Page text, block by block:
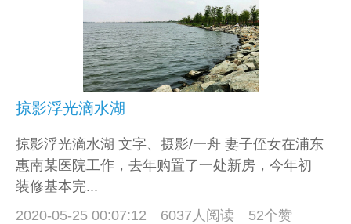
掠影浮光滴水湖
掠影浮光滴水湖 文字、摄影/一舟 妻子侄女在浦东
惠南某医院工作，去年购置了一处新房，今年初
装修基本完...
2020-05-25 00:07:12
6037人阅读 52个赞